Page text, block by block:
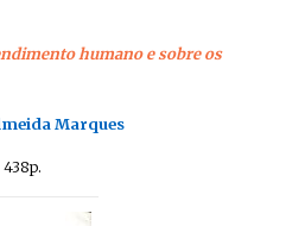
humano e sobre os
Marques